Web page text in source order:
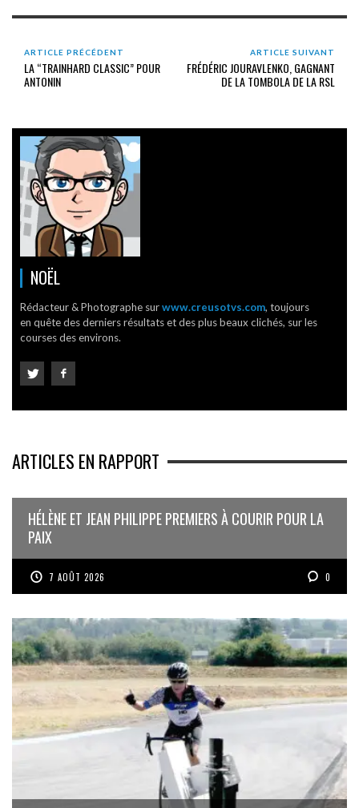
ARTICLE PRÉCÉDENT
LA “TRAINHARD CLASSIC” POUR
ANTONIN
ARTICLE SUIVANT
FRÉDÉRIC JOURAVLENKO, GAGNANT
DE LA TOMBOLA DE LA RSL
NOËL
Rédacteur & Photographe surwww.creusotvs.com, toujours
en quête des derniers résultats et des plus beaux clichés, sur les
courses des environs.
ARTICLES EN RAPPORT
HÉLÈNE ET JEAN PHILIPPE PREMIERS À COURIR POUR LA
PAIX
7 AOÛT 2026 0